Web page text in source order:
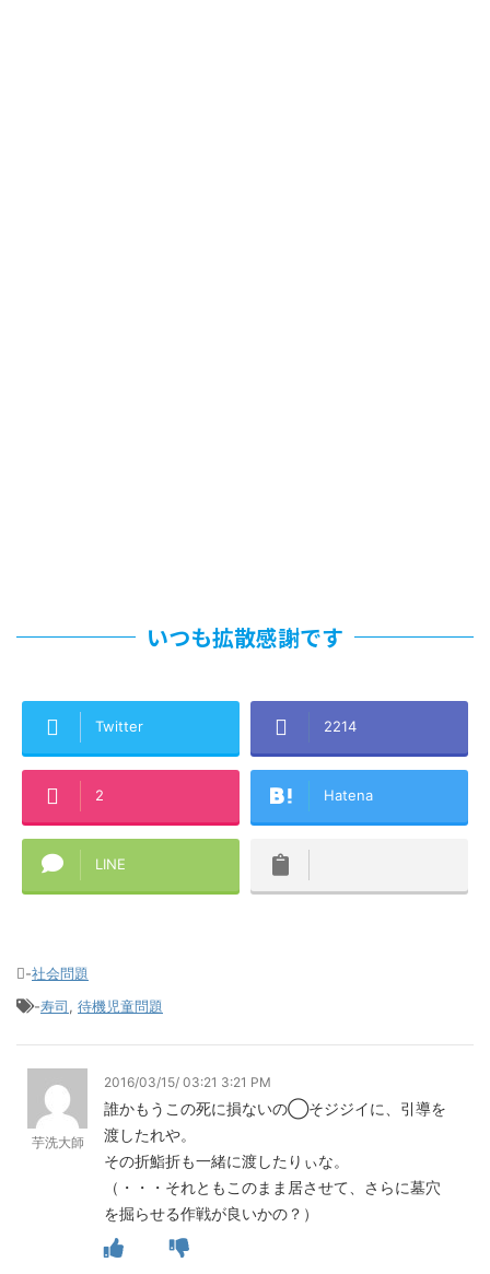
いつも拡散感謝です
Twitter 2214
2 Hatena
LINE
-社会問題
-寿司, 待機児童問題
芋洗大師
2016/03/15/ 03:21 3:21 PM
誰かもうこの死に損ないの◯そジジイに、引導を
渡したれや。
その折鮨折も一緒に渡したりぃな。
（・・・それともこのまま居させて、さらに墓穴
を掘らせる作戦が良いかの？）